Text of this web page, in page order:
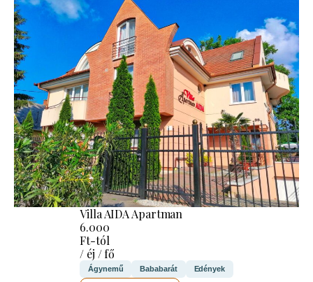
Villa AIDA Apartman
6.000
Ft-tól
/ éj / fő
Ágynemű Bababarát Edények